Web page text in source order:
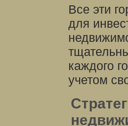
Все эти
для
каждого
учетом